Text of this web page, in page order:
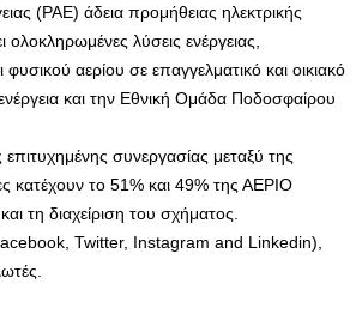
(ΡΑΕ) άδεια προμήθειας ηλεκτρικής
λύσεις ενέργειας,
αερίου σε επαγγελματικό και οικιακό
και την Εθνική Ομάδα Ποδοσφαίρου
συνεργασίας μεταξύ της
κατέχουν το 51% και 49% της ΑΕΡΙΟ
τη διαχείριση του σχήματος.
Twitter, Instagram and Linkedin),